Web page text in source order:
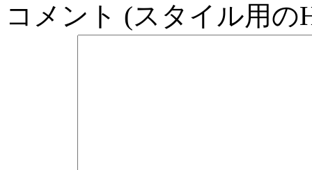
コメント (スタイル用